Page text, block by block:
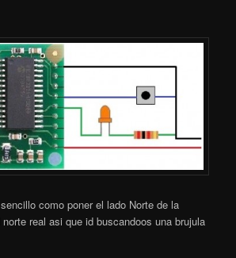
como poner el lado Norte de la
real asi que id buscandoos una brujula